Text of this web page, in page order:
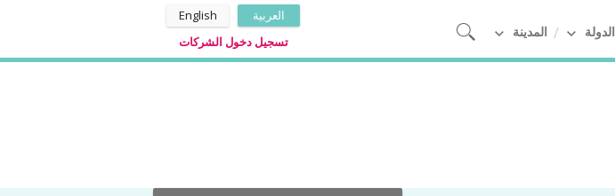
الدولة المدينة
العربية
English
تسجيل دخول الشركات